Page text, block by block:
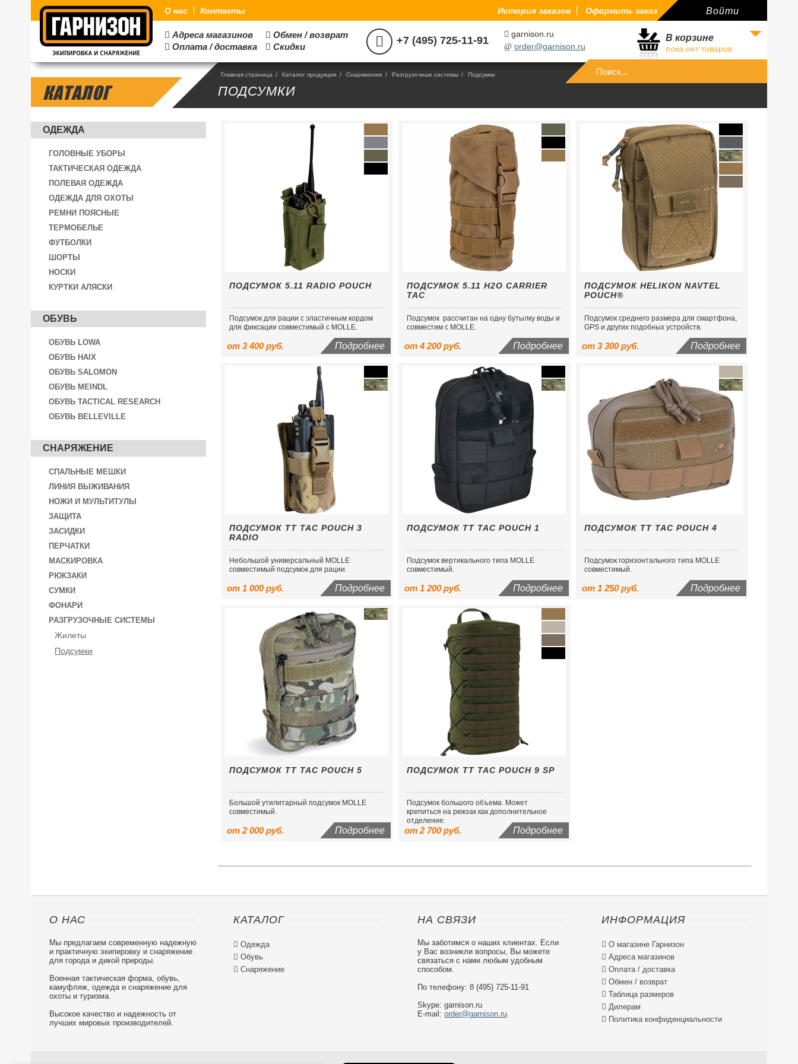
О нас Контакты Войти
История заказов Оформить заказ
 Адреса магазинов  Обмен / возврат
 Оплата / доставка  Скидки  +7 (495) 725-11-91
 garnison.ru
@ order@garnison.ru
В корзине
пока нет товаров
КАТАЛОГ
ОДЕЖДА
ГОЛОВНЫЕ УБОРЫ
ТАКТИЧЕСКАЯ ОДЕЖДА
ПОЛЕВАЯ ОДЕЖДА
ОДЕЖДА ДЛЯ ОХОТЫ
РЕМНИ ПОЯСНЫЕ
ТЕРМОБЕЛЬЕ
ФУТБОЛКИ
ШОРТЫ
НОСКИ
КУРТКИ АЛЯСКИ
ОБУВЬ
ОБУВЬ LOWA
ОБУВЬ HAIX
ОБУВЬ SALOMON
ОБУВЬ MEINDL
ОБУВЬ TACTICAL RESEARCH
ОБУВЬ BELLEVILLE
СНАРЯЖЕНИЕ
СПАЛЬНЫЕ МЕШКИ
ЛИНИЯ ВЫЖИВАНИЯ
НОЖИ И МУЛЬТИТУЛЫ
ЗАЩИТА
ЗАСИДКИ
ПЕРЧАТКИ
МАСКИРОВКА
РЮКЗАКИ
СУМКИ
ФОНАРИ
РАЗГРУЗОЧНЫЕ СИСТЕМЫ
Жилеты
Подсумки
Главная страница / Каталог продукции / Снаряжение / Разгрузочные системы / Подсумки
ПОДСУМКИ
ПОДСУМОК 5.11 RADIO POUCH
Подсумок для рации с эластичным кордом
для фиксации совместимый с MOLLE.
от 3 400 руб. Подробнее
ПОДСУМОК 5.11 H2O CARRIER
TAC
Подсумок рассчитан на одну бутылку воды и
совместим с MOLLE.
от 4 200 руб. Подробнее
ПОДСУМОК HELIKON NAVTEL
POUCH®
Подсумок среднего размера для смартфона,
GPS и других подобных устройств.
от 3 300 руб. Подробнее
ПОДСУМОК TT TAC POUCH 3
RADIO
Небольшой универсальный MOLLE
совместимый подсумок для рации.
от 1 000 руб. Подробнее
ПОДСУМОК TT TAC POUCH 1
Подсумок вертикального типа MOLLE
совместимый.
от 1 200 руб. Подробнее
ПОДСУМОК TT TAC POUCH 4
Подсумок горизонтального типа MOLLE
совместимый.
от 1 250 руб. Подробнее
ПОДСУМОК TT TAC POUCH 5
Большой утилитарный подсумок MOLLE
совместимый.
от 2 000 руб. Подробнее
ПОДСУМОК TT TAC POUCH 9 SP
Подсумок большого объема. Может
крепиться на рюкзак как дополнительное
отделение.
от 2 700 руб. Подробнее
О НАС
Мы предлагаем современную надежную
и практичную экипировку и снаряжение
для города и дикой природы.
Военная тактическая форма, обувь,
камуфляж, одежда и снаряжение для
охоты и туризма.
Высокое качество и надежность от
лучших мировых производителей.
КАТАЛОГ
 Одежда
 Обувь
 Снаряжение
НА СВЯЗИ
Мы заботимся о наших клиентах. Если
у Вас возникли вопросы, Вы можете
связаться с нами любым удобным
способом.
По телефону: 8 (495) 725-11-91
Skype: garnison.ru
E-mail: order@garnison.ru
ИНФОРМАЦИЯ
 О магазине Гарнизон
 Адреса магазинов
 Оплата / доставка
 Обмен / возврат
 Таблица размеров
 Дилерам
 Политика конфиденциальности